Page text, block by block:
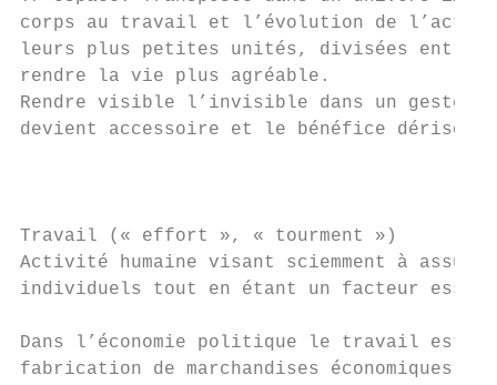
corps au travail et l’évolution de
leurs plus petites unités, divisées entre
rendre la vie plus agréable.
Rendre visible l’invisible dans un geste
devient accessoire et le bénéfice
Travail (« effort », « tourment »)
Activité humaine visant sciemment à
individuels tout en étant un facteur
Dans l’économie politique le travail est
fabrication de marchandises